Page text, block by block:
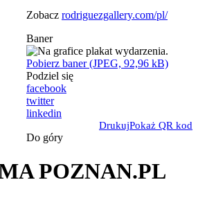
Zobacz rodriguezgallery.com/pl/
Baner
Pobierz baner (JPEG, 92,96 kB)
Podziel się
facebook
twitter
linkedin
DrukujPokaż QR kod
Do góry
POZNAN.PL